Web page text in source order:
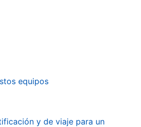
equipos
y de viaje para un